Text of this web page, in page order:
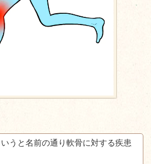
うと名前の通り軟骨に対する疾患